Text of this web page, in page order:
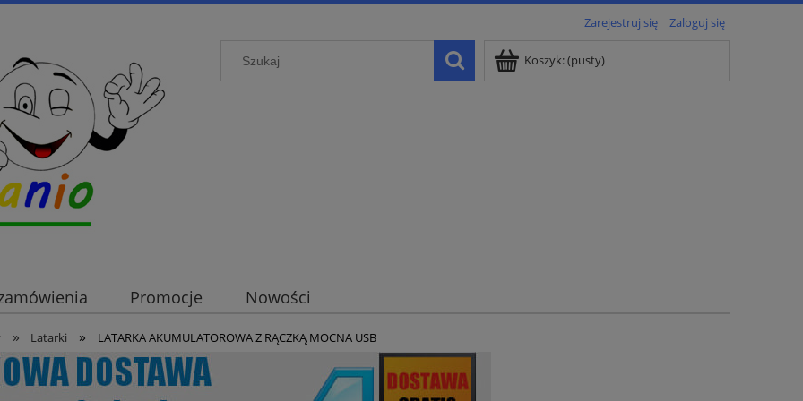
Zarejestruj się Zaloguj się
Koszyk:(pusty)
Promocje Nowości
» Latarki » LATARKA AKUMULATOROWA Z RĄCZKĄ MOCNA USB